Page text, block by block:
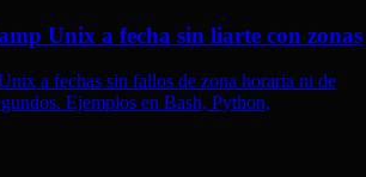
Unix a fecha sin liarte con zonas
a fechas sin fallos de zona horaria ni de
Ejemplos en Bash, Python,